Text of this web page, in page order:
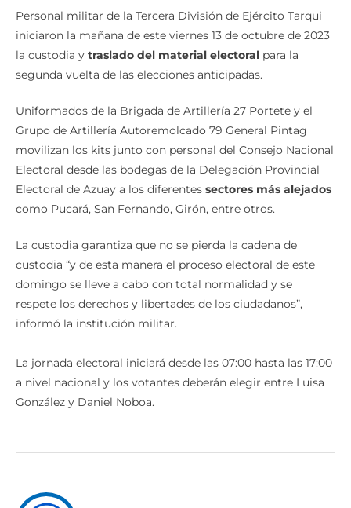
Personal militar de la Tercera División de Ejército Tarqui
iniciaron la mañana de este viernes 13 de octubre de 2023
la custodia y traslado del material electoral para la
segunda vuelta de las elecciones anticipadas.
Uniformados de la Brigada de Artillería 27 Portete y el
Grupo de Artillería Autoremolcado 79 General Pintag
movilizan los kits junto con personal del Consejo Nacional
Electoral desde las bodegas de la Delegación Provincial
Electoral de Azuay a los diferentes sectores más alejados
como Pucará, San Fernando, Girón, entre otros.
La custodia garantiza que no se pierda la cadena de
custodia “y de esta manera el proceso electoral de este
domingo se lleve a cabo con total normalidad y se
respete los derechos y libertades de los ciudadanos”,
informó la institución militar.
La jornada electoral iniciará desde las 07:00 hasta las 17:00
a nivel nacional y los votantes deberán elegir entre Luisa
González y Daniel Noboa.